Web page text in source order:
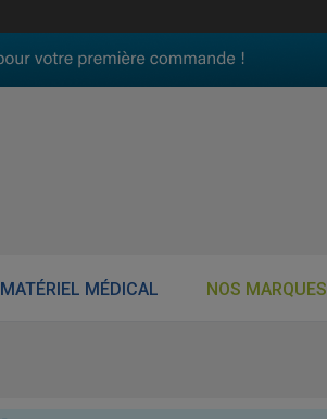
MATÉRIEL MÉDICAL NOS MARQUES